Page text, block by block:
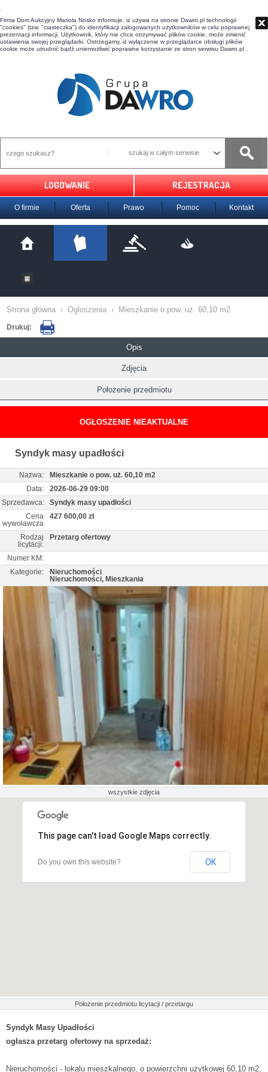
t
Firma Dom Aukcyjny Mariola Nosko informuje, iż używa na stronie Dawro.pl technologii
"cookies" (tzw. "ciasteczka") do identyfikacji zalogowanych użytkowników w celu poprawnej
prezentacji informacji. Użytkownik, który nie chce otrzymywać plików cookie, może zmienić
ustawienia swojej przeglądarki. Ostrzegamy, iż wyłączenie w przeglądarce obsługi plików
cookie może utrudnić bądź uniemożliwić poprawne korzystanie ze stron serwisu Dawro.pl .
szukaj w całym serwisie
LOGOWANIE REJESTRACJA
O firmie Oferta Prawo Pomoc Kontakt
Strona główna › Ogloszenia › Mieszkanie o pow. uż. 60,10 m2
Drukuj:
Opis
Zdjęcia
Położenie przedmiotu
OGŁOSZENIE NIEAKTUALNE
Syndyk masy upadłości
Nazwa:
Mieszkanie o pow. uż. 60,10 m2
Data:
2026-06-29 09:00
Sprzedawca:
Syndyk masy upadłości
Cena
wywoławcza
427 600,00 zł
Rodzaj
licytacji:
Przetarg ofertowy
Numer KM:
Kategorie:
Nieruchomości
Nieruchomości, Mieszkania
wszystkie zdjęcia
This page can't load Google Maps correctly.
Do you own this website? OK
Położenie przedmiotu licytacji / przetargu
Syndyk Masy Upadłości
ogłasza przetarg ofertowy na sprzedaż:
Nieruchomości - lokalu mieszkalnego, o powierzchni użytkowej 60,10 m2,